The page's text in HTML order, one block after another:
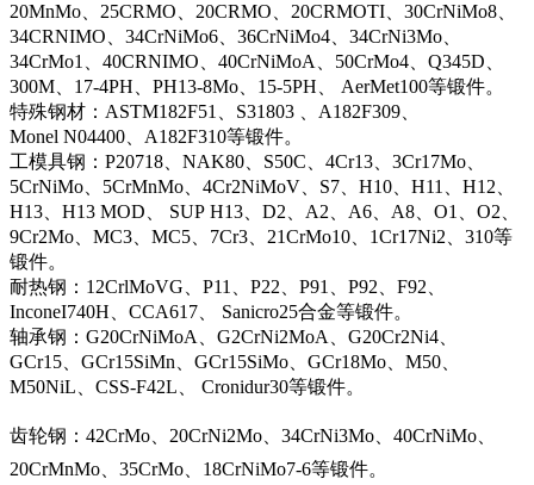
20MnMo、25CRMO、20CRMO、20CRMOTI、30CrNiMo8、
34CRNIMO、34CrNiMo6、36CrNiMo4、34CrNi3Mo、
34CrMo1、40CRNIMO、40CrNiMoA、50CrMo4、Q345D、
300M、17-4PH、PH13-8Mo、15-5PH、 AerMet100等锻件。
特殊钢材：ASTM182F51、S31803 、A182F309、
Monel N04400、A182F310等锻件。
工模具钢：P20718、NAK80、S50C、4Cr13、3Cr17Mo、
5CrNiMo、5CrMnMo、4Cr2NiMoV、S7、H10、H11、H12、
H13、H13 MOD、 SUP H13、D2、A2、A6、A8、O1、O2、
9Cr2Mo、MC3、MC5、7Cr3、21CrMo10、1Cr17Ni2、310等
锻件。
耐热钢：12CrlMoVG、P11、P22、P91、P92、F92、
InconeI740H、CCA617、 Sanicro25合金等锻件。
轴承钢：G20CrNiMoA、G2CrNi2MoA、G20Cr2Ni4、
GCr15、GCr15SiMn、GCr15SiMo、GCr18Mo、M50、
M50NiL、CSS-F42L、 Cronidur30等锻件。
齿轮钢：42CrMo、20CrNi2Mo、34CrNi3Mo、40CrNiMo、
20CrMnMo、35CrMo、18CrNiMo7-6等锻件。